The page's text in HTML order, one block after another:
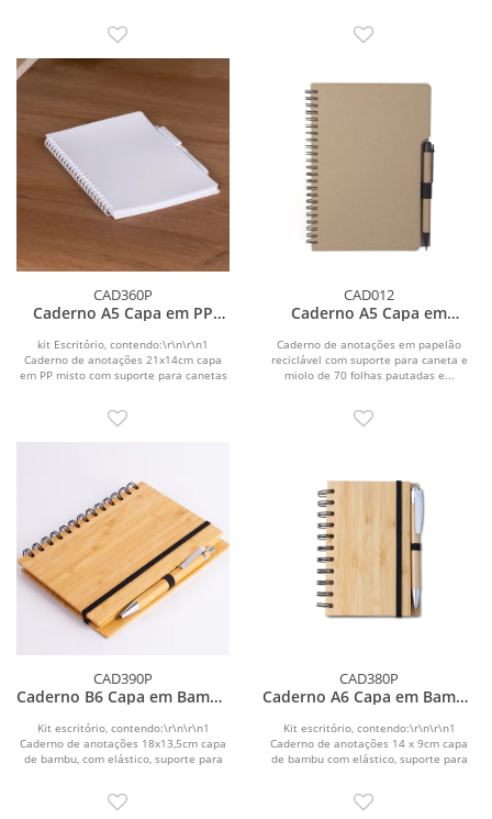
CAD360P
Caderno A5 Capa em PP
kit Escritório, contendo:\r\n\r\n1
Caderno de anotações 21x14cm capa
em PP misto com suporte para canetas
CAD012
Caderno A5 Capa em
Caderno de anotações em papelão
reciclável com suporte para caneta e
miolo de 70 folhas pautadas e...
CAD390P
Caderno B6 Capa em Bambu
Kit escritório, contendo:\r\n\r\n1
Caderno de anotações 18x13,5cm capa
de bambu, com elástico, suporte para
CAD380P
Caderno A6 Capa em Bambu
Kit escritório, contendo:\r\n\r\n1
Caderno de anotações 14 x 9cm capa
de bambu com elástico, suporte para